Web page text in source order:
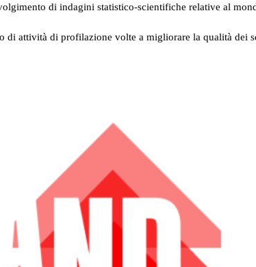
di indagini statistico-scientifiche relative al
di attività di profilazione volte a migliorare la qualità dei